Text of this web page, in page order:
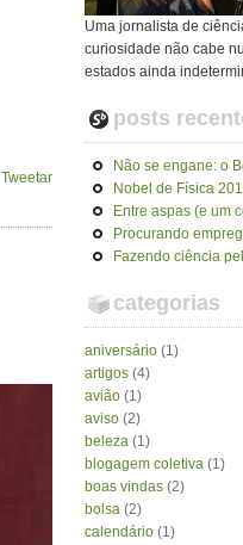
Tweetar
Uma jornalista de
curiosidade não cabe
estados ainda
posts
Não se engane: o
Nobel de Física
Entre aspas (e um
Procurando
Fazendo ciência
categorias
aniversário (1)
artigos (4)
avião (1)
aviso (2)
beleza (1)
blogagem coletiva (1)
boas vindas (2)
bolsa (2)
calendário (1)